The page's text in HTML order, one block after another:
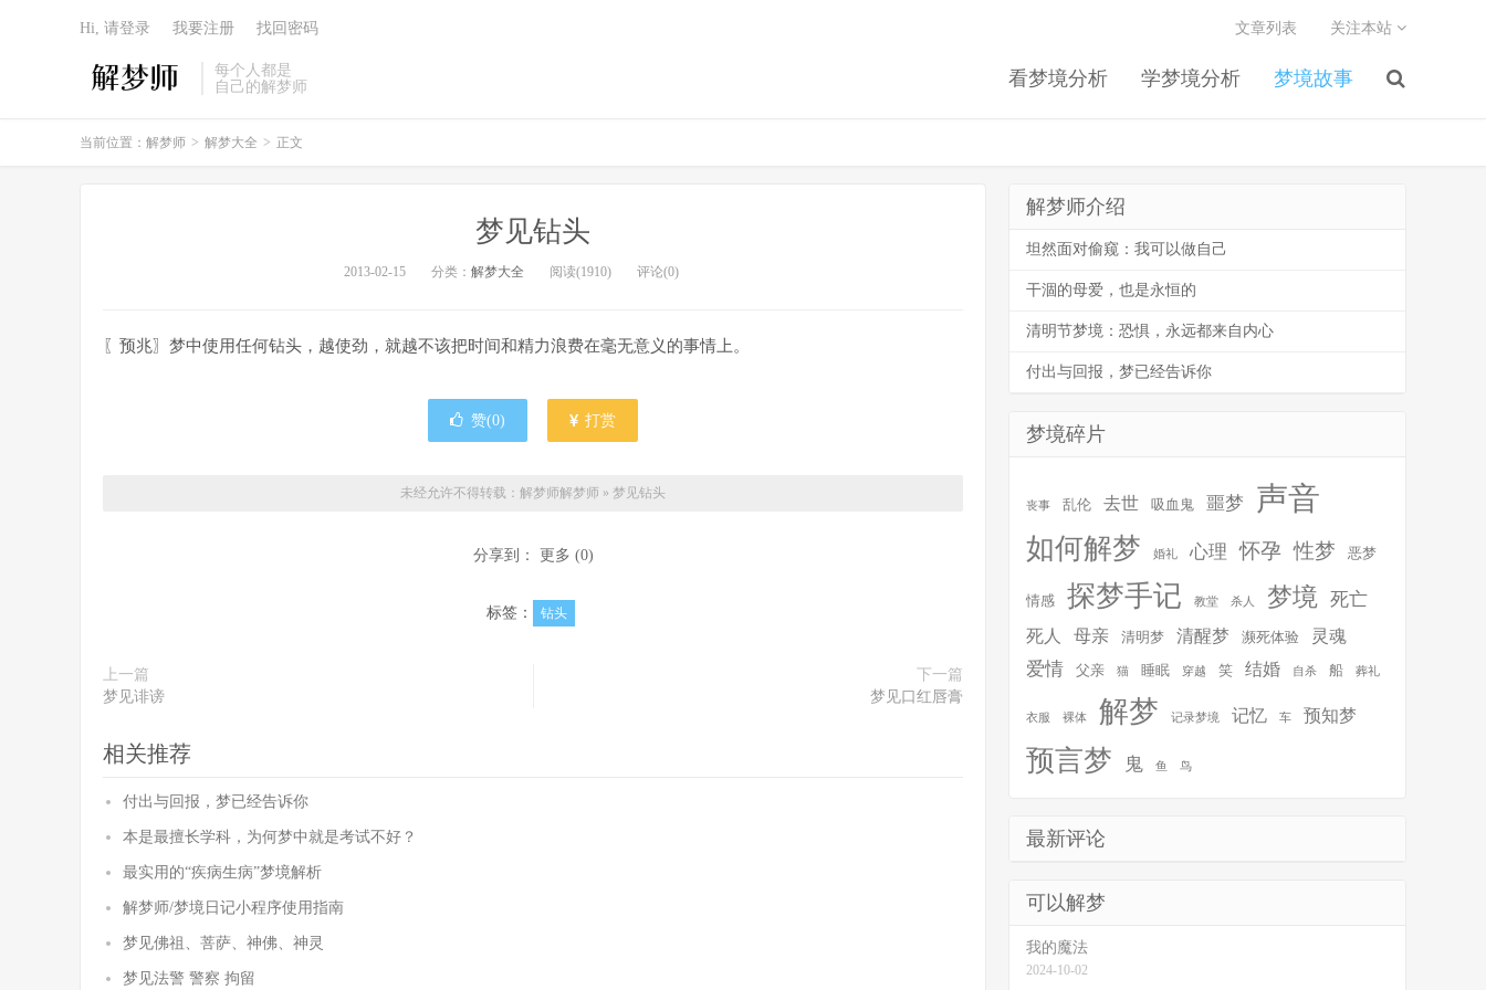
每个人都是
自己的解梦师
看梦境分析 学梦境分析 梦境故事
文章列表 关注本站
Hi, 请登录 我要注册 找回密码
当前位置： 解梦师 > 解梦大全 > 正文
梦见钻头
2013-02-15 分类： 解梦大全 阅读(1910) 评论(0)
〖预兆〗梦中使用任何钻头，越使劲，就越不该把时间和精力浪费在毫无意义的事情上。
赞(0) 打赏
未经允许不得转载：解梦师解梦师 » 梦见钻头
分享到： 更多 (0)
标签： 钻头
上一篇
梦见诽谤
下一篇
梦见口红唇膏
相关推荐
付出与回报，梦已经告诉你
本是最擅长学科，为何梦中就是考试不好？
最实用的“疾病生病”梦境解析
解梦师/梦境日记小程序使用指南
梦见佛祖、菩萨、神佛、神灵
梦见法警 警察 拘留
解梦师介绍
坦然面对偷窥：我可以做自己
干涸的母爱，也是永恒的
清明节梦境：恐惧，永远都来自内心
付出与回报，梦已经告诉你
梦境碎片
丧事 乱伦 去世 吸血鬼 噩梦 声音
如何解梦 婚礼 心理 怀孕 性梦 恶梦
情感 探梦手记 教堂 杀人 梦境 死亡
死人 母亲 清明梦 清醒梦 濒死体验 灵魂
爱情 父亲 猫 睡眠 穿越 笑 结婚 自杀 船 葬礼
衣服 裸体 解梦 记录梦境 记忆 车 预知梦
预言梦 鬼 鱼 鸟
最新评论
可以解梦
我的魔法
2024-10-02